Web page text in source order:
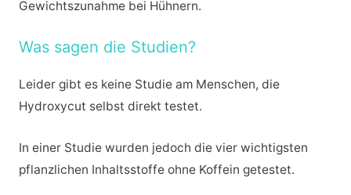
Gewichtszunahme bei Hühnern.
Was sagen die Studien?
Leider gibt es keine Studie am Menschen, die
Hydroxycut selbst direkt testet.
In einer Studie wurden jedoch die vier wichtigsten
pflanzlichen Inhaltsstoffe ohne Koffein getestet.